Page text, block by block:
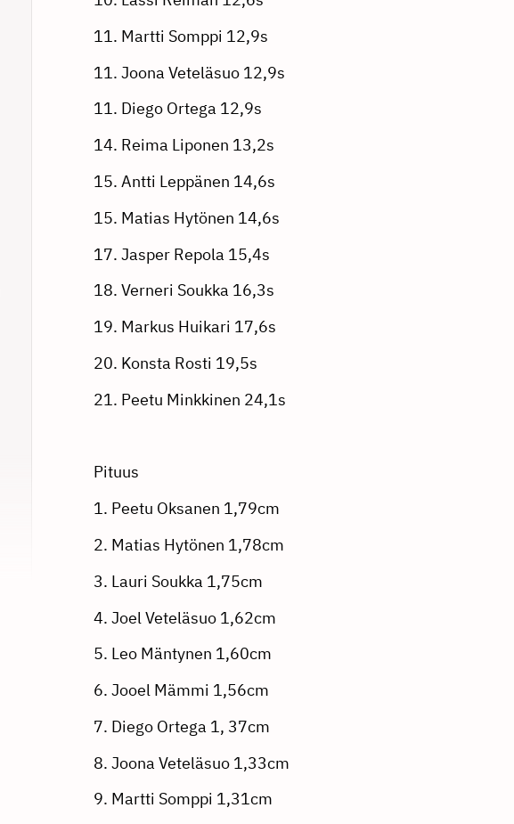
11. Martti Somppi 12,9s
11. Joona Veteläsuo 12,9s
11. Diego Ortega 12,9s
14. Reima Liponen 13,2s
15. Antti Leppänen 14,6s
15. Matias Hytönen 14,6s
17. Jasper Repola 15,4s
18. Verneri Soukka 16,3s
19. Markus Huikari 17,6s
20. Konsta Rosti 19,5s
21. Peetu Minkkinen 24,1s
Pituus
1. Peetu Oksanen 1,79cm
2. Matias Hytönen 1,78cm
3. Lauri Soukka 1,75cm
4. Joel Veteläsuo 1,62cm
5. Leo Mäntynen 1,60cm
6. Jooel Mämmi 1,56cm
7. Diego Ortega 1, 37cm
8. Joona Veteläsuo 1,33cm
9. Martti Somppi 1,31cm